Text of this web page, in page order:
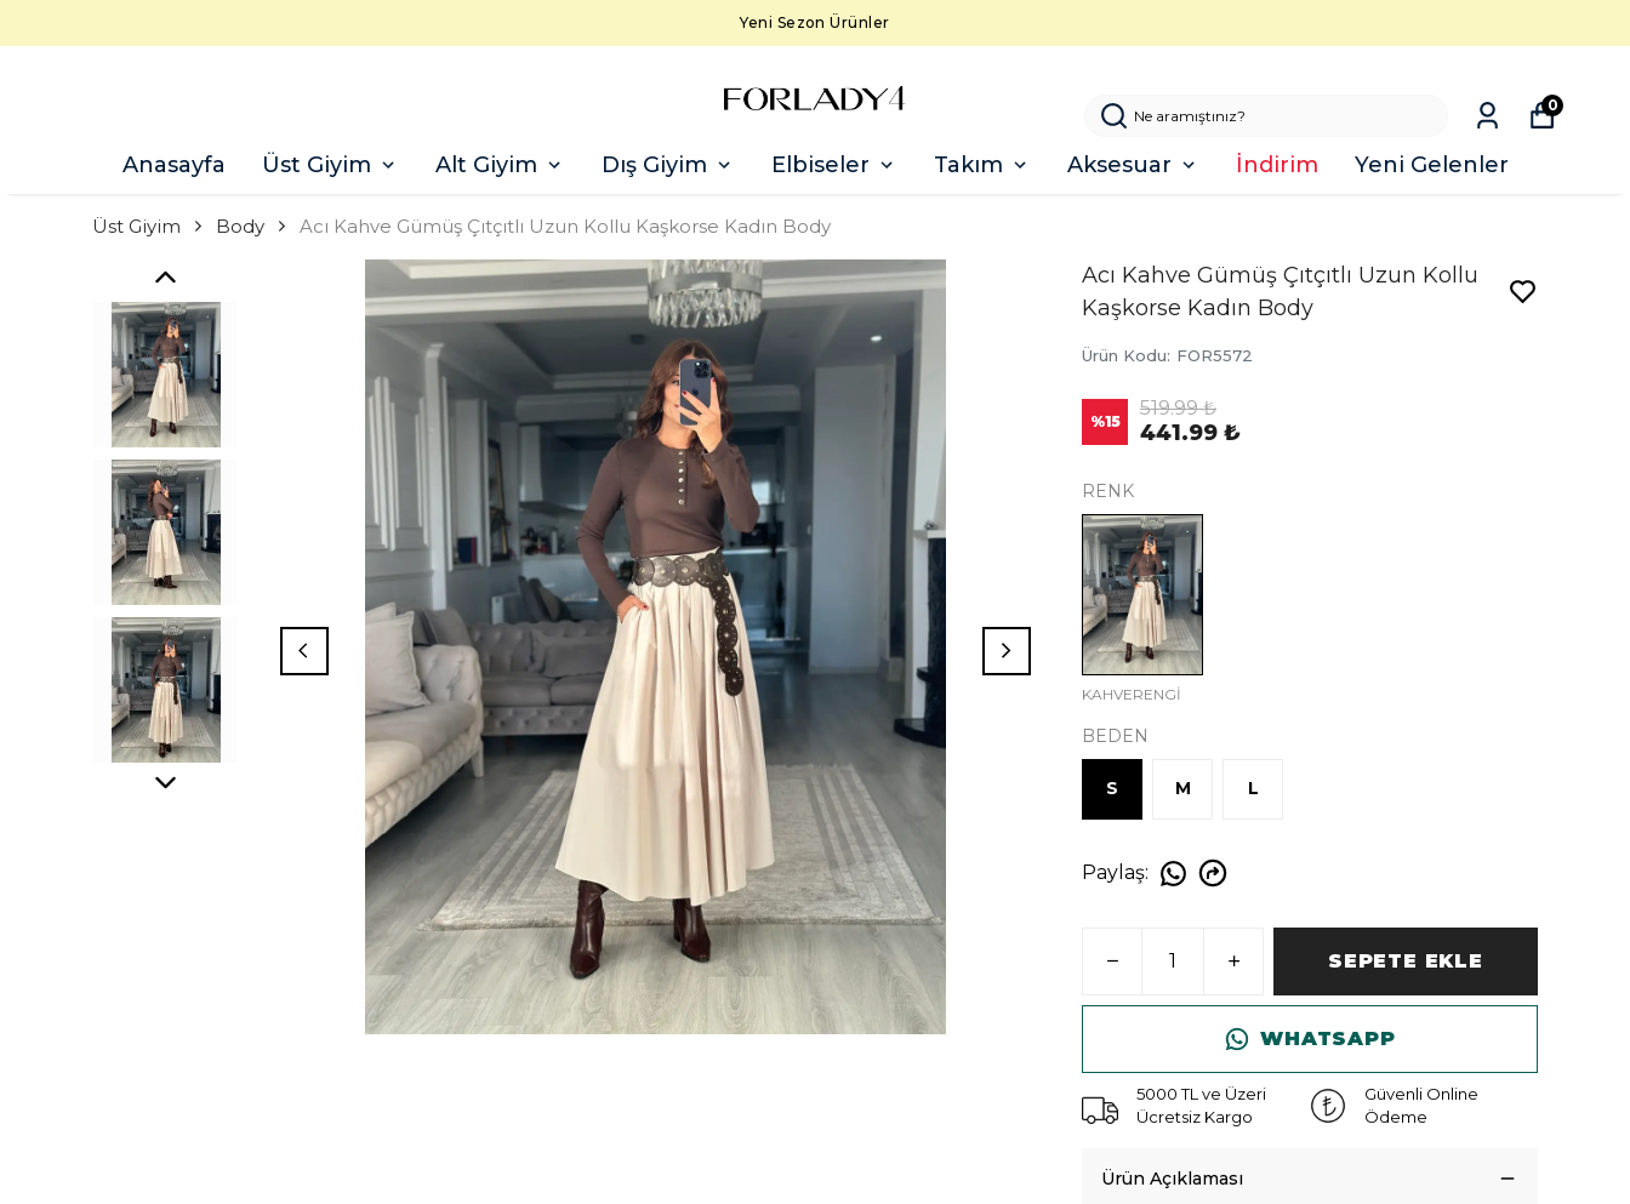
Yeni Sezon Ürünler
Anasayfa Üst Giyim Alt Giyim Dış Giyim Elbiseler Takım Aksesuar İndirim Yeni Gelenler
0
Üst Giyim Body Acı Kahve Gümüş Çıtçıtlı Uzun Kollu Kaşkorse Kadın Body
Acı Kahve Gümüş Çıtçıtlı Uzun Kollu
Kaşkorse Kadın Body
Ürün Kodu: FOR5572
%15
519.99 ₺
441.99 ₺
RENK
KAHVERENGİ
BEDEN
S M L
Paylaş:
SEPETE EKLE
WHATSAPP
5000 TL ve Üzeri
Ücretsiz Kargo
Güvenli Online
Ödeme
Ürün Açıklaması